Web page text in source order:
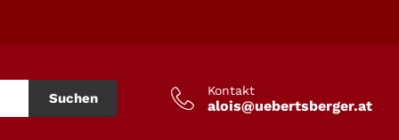
Suchen
Kontakt
alois@uebertsberger.at